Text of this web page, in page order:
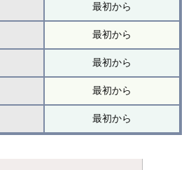
最初から
最初から
最初から
最初から
最初から